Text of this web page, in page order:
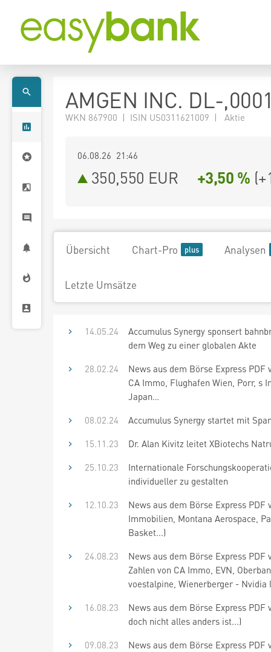
AMGEN INC. DL-
WKN 867900 | ISIN US0311621009 | Aktie
06.08.26 21:46
350,550 EUR +3,50 % (
Übersicht Chart-Pro Analysen
Letzte Umsätze
14.05.24
Accumulus Synergy sponsert
dem Weg zu einer globalen Akte
28.02.24
News aus dem Börse Express
CA Immo, Flughafen Wien, Porr, s
Japan…
08.02.24
Accumulus Synergy startet mit
15.11.23
Dr. Alan Kivitz leitet XBiotechs
25.10.23
Internationale
individueller zu gestalten
12.10.23
News aus dem Börse Express
Immobilien, Montana Aerospace,
Basket...)
24.08.23
News aus dem Börse Express
Zahlen von CA Immo, EVN,
voestalpine, Wienerberger -
16.08.23
News aus dem Börse Express
doch nicht alles anders ist...)
09.08.23
News aus dem Börse Express